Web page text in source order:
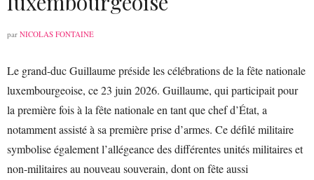
par NICOLAS FONTAINE
Le grand-duc Guillaume préside les célébrations de la fête nationale
luxembourgeoise, ce 23 juin 2026. Guillaume, qui participait pour
la première fois à la fête nationale en tant que chef d’État, a
notamment assisté à sa première prise d’armes. Ce défilé militaire
symbolise également l’allégeance des différentes unités militaires et
non-militaires au nouveau souverain, dont on fête aussi